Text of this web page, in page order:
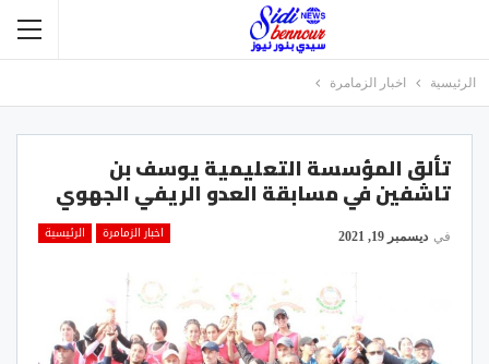
الرئيسية اخبار الزمامرة
تألق المؤسسة التعليمية يوسف بن
تاشفين في مسابقة العدو الريفي الجهوي
اخبار الزمامرة الرئيسية في ديسمبر 19, 2021